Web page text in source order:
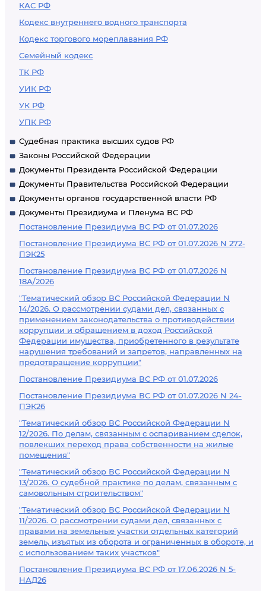
КАС РФ
Кодекс внутреннего водного транспорта
Кодекс торгового мореплавания РФ
Семейный кодекс
ТК РФ
УИК РФ
УК РФ
УПК РФ
Судебная практика высших судов РФ
Законы Российской Федерации
Документы Президента Российской Федерации
Документы Правительства Российской Федерации
Документы органов государственной власти РФ
Документы Президиума и Пленума ВС РФ
Постановление Президиума ВС РФ от 01.07.2026
Постановление Президиума ВС РФ от 01.07.2026 N 272-
ПЭК25
Постановление Президиума ВС РФ от 01.07.2026 N
18А/2026
"Тематический обзор ВС Российской Федерации N
14/2026. О рассмотрении судами дел, связанных с
применением законодательства о противодействии
коррупции и обращением в доход Российской
Федерации имущества, приобретенного в результате
нарушения требований и запретов, направленных на
предотвращение коррупции"
Постановление Президиума ВС РФ от 01.07.2026
Постановление Президиума ВС РФ от 01.07.2026 N 24-
ПЭК26
"Тематический обзор ВС Российской Федерации N
12/2026. По делам, связанным с оспариванием сделок,
повлекших переход права собственности на жилые
помещения"
"Тематический обзор ВС Российской Федерации N
13/2026. О судебной практике по делам, связанным с
самовольным строительством"
"Тематический обзор ВС Российской Федерации N
11/2026. О рассмотрении судами дел, связанных с
правами на земельные участки отдельных категорий
земель, изъятых из оборота и ограниченных в обороте, и
с использованием таких участков"
Постановление Президиума ВС РФ от 17.06.2026 N 5-
НАД26